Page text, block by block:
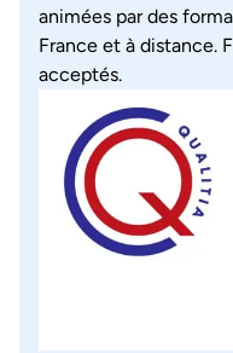
animées par des
France et à distance.
acceptés.